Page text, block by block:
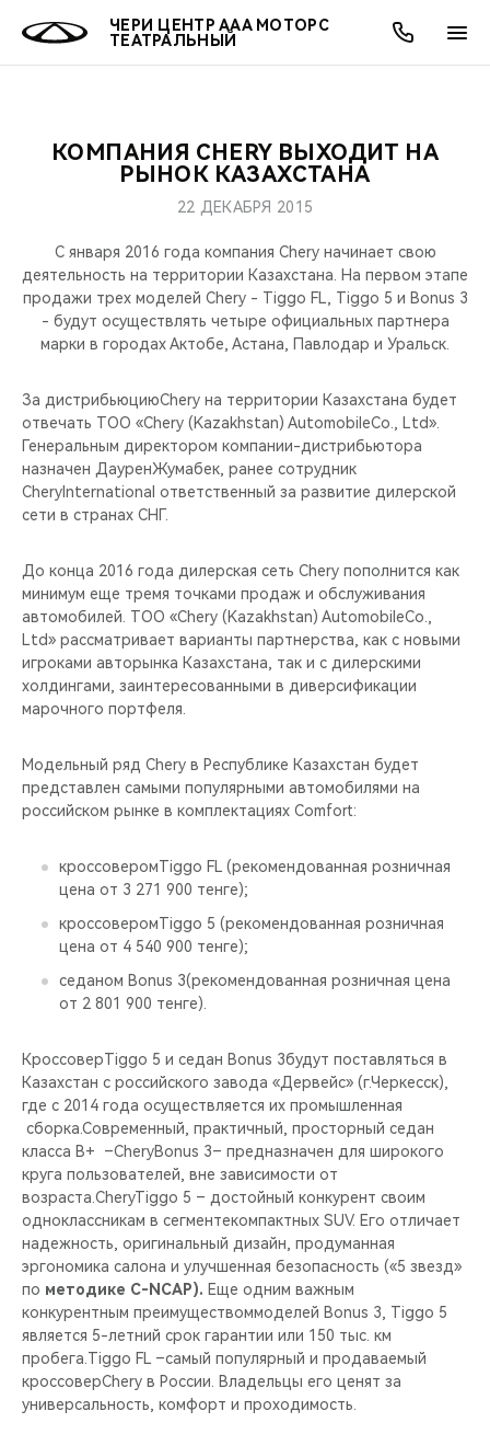
ЧЕРИ ЦЕНТР ААА МОТОРС
ТЕАТРАЛЬНЫЙ
МОДЕЛИ
КРОССОВЕРЫ
СЕДАНЫ
НОВИНКИ
ПОКУПАТЕЛЯМ
КРЕДИТ И СТРАХОВАНИЕ
ВЛАДЕЛЬЦАМ
ЗАПЧАСТИ И АКСЕССУАРЫ
ПОДДЕРЖКА
МИР CHERY
О БРЕНДЕ
CHERY В СОЦСЕТЯХ
БЛАГОТВОРИТЕЛЬНОСТЬ
CHERY REMOTE
НАШИ МЕРОПРИЯТИЯ
ВИДЕООБЗОРЫ
CHERY ДЛЯ ДЕТЕЙ
АКЦИИ
ОНЛАЙН СЕРВИСЫ
КРЕДИТ
О КОМПАНИИ
МЫ В СОЦСЕТЯХ
КОМПАНИЯ CHERY ВЫХОДИТ НА
РЫНОК КАЗАХСТАНА
22 ДЕКАБРЯ 2015
С января 2016 года компания Chery начинает свою
деятельность на территории Казахстана. На первом этапе
продажи трех моделей Chery - Tiggo FL, Tiggo 5 и Bonus 3
- будут осуществлять четыре официальных партнера
марки в городах Актобе, Астана, Павлодар и Уральск.
За дистрибьюциюChery на территории Казахстана будет
отвечать ТОО «Chery (Kazakhstan) AutomobileCo., Ltd».
Генеральным директором компании-дистрибьютора
назначен ДауренЖумабек, ранее сотрудник
CheryInternational ответственный за развитие дилерской
сети в странах СНГ.
До конца 2016 года дилерская сеть Chery пополнится как
минимум еще тремя точками продаж и обслуживания
автомобилей. ТОО «Chery (Kazakhstan) AutomobileCo.,
Ltd» рассматривает варианты партнерства, как с новыми
игроками авторынка Казахстана, так и с дилерскими
холдингами, заинтересованными в диверсификации
марочного портфеля.
Модельный ряд Chery в Республике Казахстан будет
представлен самыми популярными автомобилями на
российском рынке в комплектациях Comfort:
кроссоверомTiggo FL (рекомендованная розничная
цена от 3 271 900 тенге);
кроссоверомTiggo 5 (рекомендованная розничная
цена от 4 540 900 тенге);
седаном Bonus 3(рекомендованная розничная цена
от 2 801 900 тенге).
КроссоверTiggo 5 и седан Bonus 3будут поставляться в
Казахстан с российского завода «Дервейс» (г.Черкесск),
где с 2014 года осуществляется их промышленная
сборка.Современный, практичный, просторный седан
класса B+ –CheryBonus 3– предназначен для широкого
круга пользователей, вне зависимости от
возраста.CheryTiggo 5 – достойный конкурент своим
одноклассникам в сегментекомпактных SUV. Его отличает
надежность, оригинальный дизайн, продуманная
эргономика салона и улучшенная безопасность («5 звезд»
по методике C-NCAP). Еще одним важным
конкурентным преимуществоммоделей Bonus 3, Tiggo 5
является 5-летний срок гарантии или 150 тыс. км
пробега.Tiggo FL –самый популярный и продаваемый
кроссоверChery в России. Владельцы его ценят за
универсальность, комфорт и проходимость.